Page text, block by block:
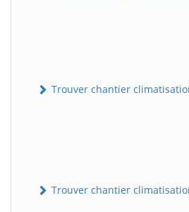
Trouver chantier
Trouver chantier